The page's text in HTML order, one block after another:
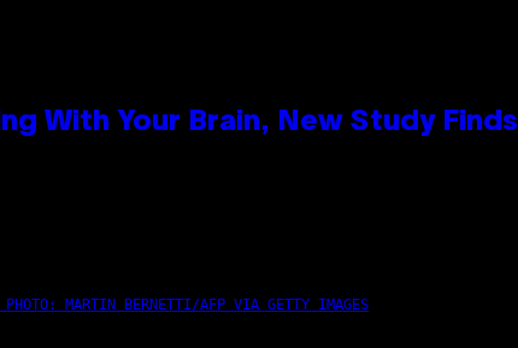
With Your Brain, New Study Finds
PHOTO: MARTIN BERNETTI/AFP VIA GETTY IMAGES